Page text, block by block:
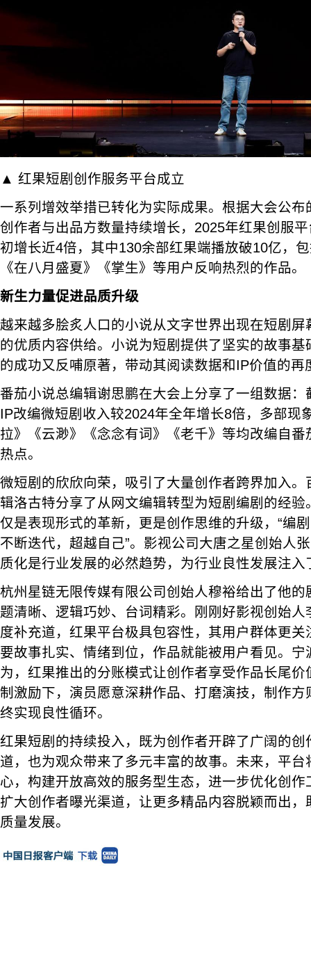
▲ 红果短剧创作服务平台成立
一系列增效举措已转化为实际成果。根据大会公
创作者与出品方数量持续增长，2025年红果创服
初增长近4倍，其中130余部红果端播放破10亿，
《在八月盛夏》《掌生》等用户反响热烈的作品。
新生力量促进品质升级
越来越多脍炙人口的小说从文字世界出现在短剧
的优质内容供给。小说为短剧提供了坚实的故事
的成功又反哺原著，带动其阅读数据和IP价值的再
番茄小说总编辑谢思鹏在大会上分享了一组数据
IP改编微短剧收入较2024年全年增长8倍，多部现
拉》《云渺》《念念有词》《老千》等均改编自
热点。
微短剧的欣欣向荣，吸引了大量创作者跨界加入
辑洛古特分享了从网文编辑转型为短剧编剧的经
仅是表现形式的革新，更是创作思维的升级，“编
不断迭代，超越自己”。影视公司大唐之星创始人
质化是行业发展的必然趋势，为行业良性发展注入
杭州星链无限传媒有限公司创始人穆裕给出了他的
题清晰、逻辑巧妙、台词精彩。刚刚好影视创始
度补充道，红果平台极具包容性，其用户群体更
要故事扎实、情绪到位，作品就能被用户看见。
为，红果推出的分账模式让创作者享受作品长尾
制激励下，演员愿意深耕作品、打磨演技，制作
终实现良性循环。
红果短剧的持续投入，既为创作者开辟了广阔的
道，也为观众带来了多元丰富的故事。未来，平
心，构建开放高效的服务型生态，进一步优化创
扩大创作者曝光渠道，让更多精品内容脱颖而出
质量发展。